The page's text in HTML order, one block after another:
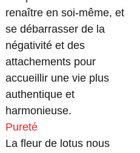
renaître en soi-même, et
se débarrasser de la
négativité et des
attachements pour
accueillir une vie plus
authentique et
harmonieuse.
Pureté
La fleur de lotus nous